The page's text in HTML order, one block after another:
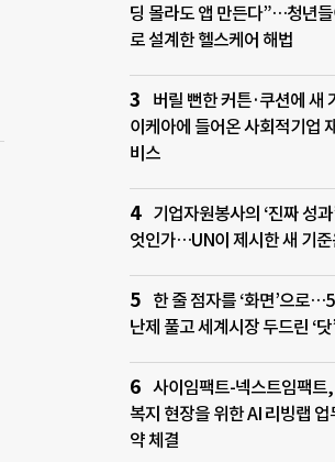
딩 몰라도 앱 만든다”…청년
로 설계한 헬스케어 해법
버릴 뻔한 커튼·쿠션에 새
이케아에 들어온 사회적기업
비스
기업자원봉사의 ‘진짜 성과
엇인가…UN이 제시한 새 기
한 줄 점자를 ‘화면’으로
난제 풀고 세계시장 두드린 ‘닷’
사이임팩트-넥스트임팩트,
복지 현장을 위한 AI 리빙랩 업
약 체결